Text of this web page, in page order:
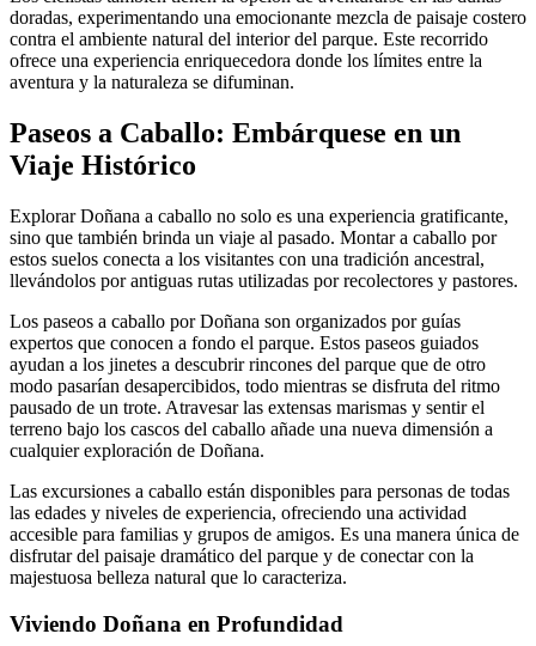
doradas, experimentando una emocionante mezcla de paisaje costero
contra el ambiente natural del interior del parque. Este recorrido
ofrece una experiencia enriquecedora donde los límites entre la
aventura y la naturaleza se difuminan.
Paseos a Caballo: Embárquese en un
Viaje Histórico
Explorar Doñana a caballo no solo es una experiencia gratificante,
sino que también brinda un viaje al pasado. Montar a caballo por
estos suelos conecta a los visitantes con una tradición ancestral,
llevándolos por antiguas rutas utilizadas por recolectores y pastores.
Los paseos a caballo por Doñana son organizados por guías
expertos que conocen a fondo el parque. Estos paseos guiados
ayudan a los jinetes a descubrir rincones del parque que de otro
modo pasarían desapercibidos, todo mientras se disfruta del ritmo
pausado de un trote. Atravesar las extensas marismas y sentir el
terreno bajo los cascos del caballo añade una nueva dimensión a
cualquier exploración de Doñana.
Las excursiones a caballo están disponibles para personas de todas
las edades y niveles de experiencia, ofreciendo una actividad
accesible para familias y grupos de amigos. Es una manera única de
disfrutar del paisaje dramático del parque y de conectar con la
majestuosa belleza natural que lo caracteriza.
Viviendo Doñana en Profundidad